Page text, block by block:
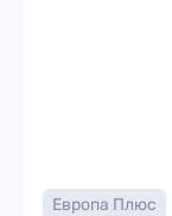
Европа Плюс